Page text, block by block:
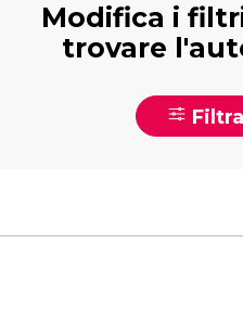
Modifica i
trovare